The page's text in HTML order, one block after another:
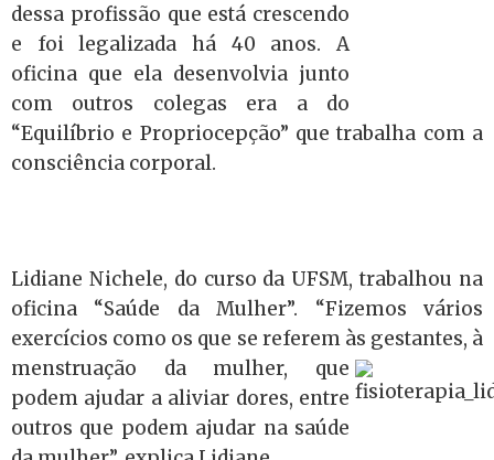
dessa profissão que está crescendo
e foi legalizada há 40 anos. A
oficina que ela desenvolvia junto
com outros colegas era a do
“Equilíbrio e Propriocepção” que trabalha com a
consciência corporal.
Lidiane Nichele, do curso da UFSM, trabalhou na
oficina “Saúde da Mulher”. “Fizemos vários
exercícios como os que se referem às gestantes, à
menstruação da mulher, que
podem ajudar a aliviar dores, entre
outros que podem ajudar na saúde